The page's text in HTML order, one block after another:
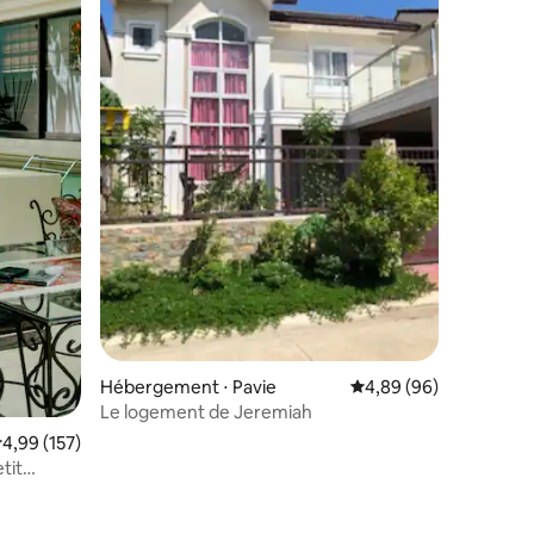
moyenne sur la base de 157 commentaires : 4,99 sur 5
4,99 (157)
Hébergement ⋅ Pavie Évaluation moyenne
4,89 (96)
Le logement de Jeremiah